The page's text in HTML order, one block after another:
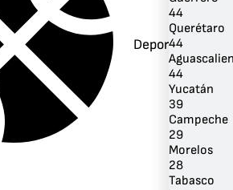
Deportes
44
Querétaro
44
44
Yucatán
39
Campeche
29
Morelos
28
Tabasco